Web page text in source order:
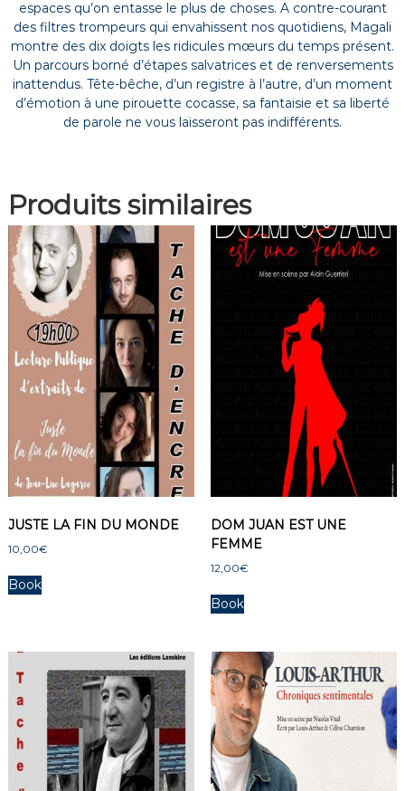
espaces qu’on entasse le plus de choses. A contre-courant
des filtres trompeurs qui envahissent nos quotidiens, Magali
montre des dix doigts les ridicules mœurs du temps présent.
Un parcours borné d’étapes salvatrices et de renversements
inattendus. Tête-bêche, d’un registre à l’autre, d’un moment
d’émotion à une pirouette cocasse, sa fantaisie et sa liberté
de parole ne vous laisseront pas indifférents.
Produits similaires
JUSTE LA FIN DU MONDE
10,00€
Book
DOM JUAN EST UNE
FEMME
12,00€
Book